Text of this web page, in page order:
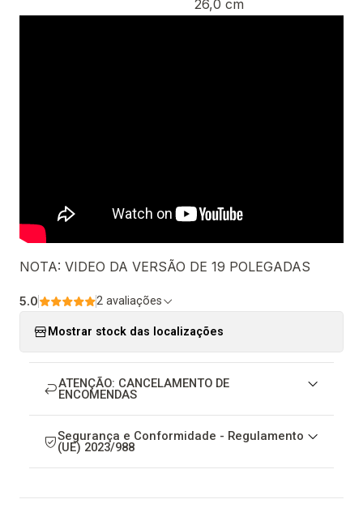
26,0 cm
NOTA: VIDEO DA VERSÃO DE 19 POLEGADAS
5.0 2 avaliações
Mostrar stock das localizações
ATENÇÃO: CANCELAMENTO DE
ENCOMENDAS
Segurança e Conformidade - Regulamento
(UE) 2023/988